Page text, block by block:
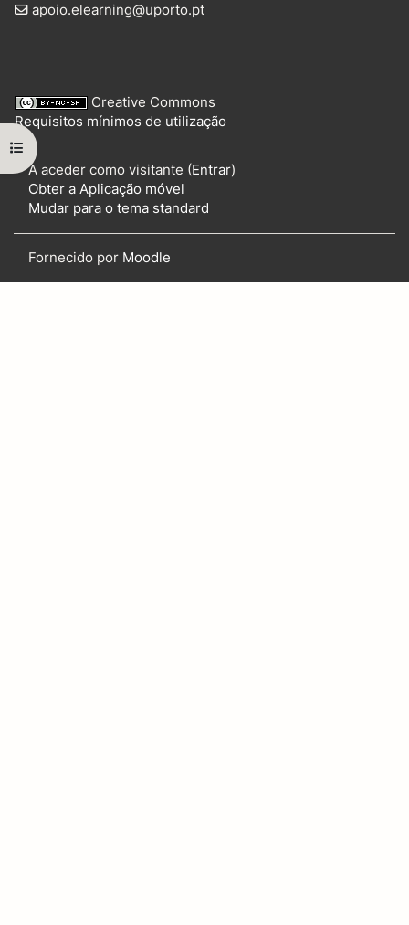
Abrir índice da disciplina
apoio.elearning@uporto.pt
Creative Commons
Requisitos mínimos de utilização
A aceder como visitante (Entrar)
Obter a Aplicação móvel
Mudar para o tema standard
Fornecido por Moodle